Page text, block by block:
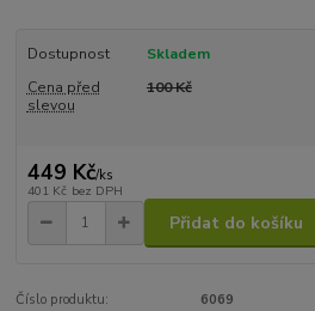
Dostupnost
Skladem
Cena před
slevou
100 Kč
449 Kč/ks
401 Kč bez DPH
Přidat do košíku
Číslo produktu: 6069